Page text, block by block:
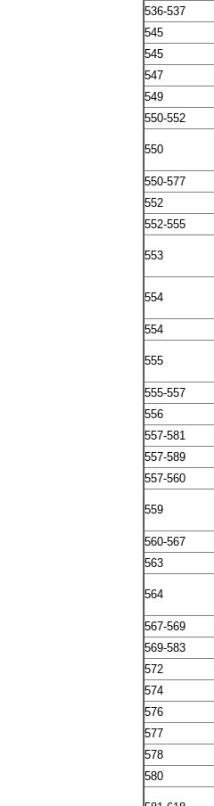
536-537
545
545
547
549
550-552
550
550-577
552
552-555
553
554
554
555
555-557
556
557-581
557-589
557-560
559
560-567
563
564
567-569
569-583
572
574
576
577
578
580